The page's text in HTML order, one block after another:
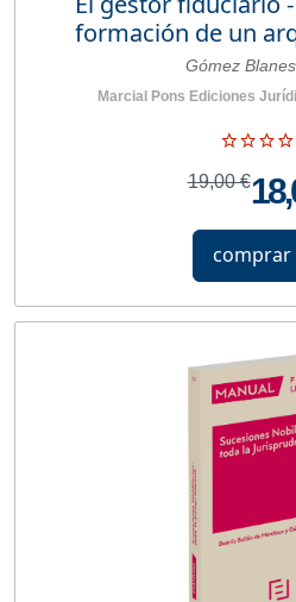
formación de un
Gómez
Marcial Pons Ediciones
19,00 €
comprar